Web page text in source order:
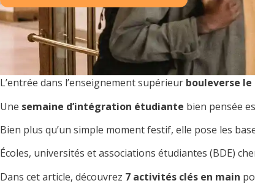
L’entrée dans l’enseignement supérieur bouleverse
Une semaine d’intégration étudiante bien pensée
Bien plus qu’un simple moment festif, elle pose les
Écoles, universités et associations étudiantes (BDE)
Dans cet article, découvrez 7 activités clés en main